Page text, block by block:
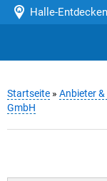
Halle-
Startseite » Anbieter
GmbH